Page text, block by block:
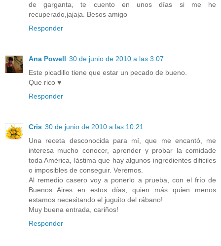
de garganta, te cuento en unos días si me he
recuperado,jajaja. Besos amigo
Responder
Ana Powell 30 de junio de 2010 a las 3:07
Este picadillo tiene que estar un pecado de bueno.
Que rico ♥
Responder
Cris 30 de junio de 2010 a las 10:21
Una receta desconocida para mí, que me encantó, me
interesa mucho conocer, aprender y probar la comidade
toda América, lástima que hay algunos ingredientes dificiles
o imposibles de conseguir. Veremos.
Al remedio casero voy a ponerlo a prueba, con el frío de
Buenos Aires en estos días, quien más quien menos
estamos necesitando el juguito del rábano!
Muy buena entrada, cariños!
Responder